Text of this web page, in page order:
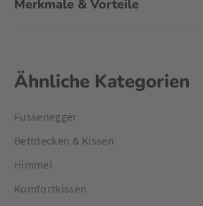
Merkmale & Vorteile
Ähnliche Kategorien
Fussenegger
Bettdecken & Kissen
Himmel
Komfortkissen